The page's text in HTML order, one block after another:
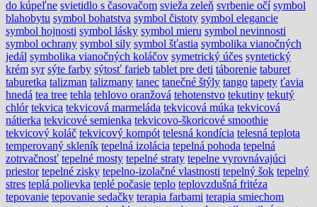
do kúpeľne svietidlo s časovačom svieža zeleň svrbenie očí symbol
blahobytu symbol bohatstva symbol čistoty symbol elegancie
symbol hojnosti symbol lásky symbol mieru symbol nevinnosti
symbol ochrany symbol sily symbol šťastia symbolika vianočných
jedál symbolika vianočných koláčov symetrický účes syntetický
krém syr sýte farby sýtosť farieb tablet pre deti táborenie taburet
taburetka talizman talizmany tanec tanečné štýly tango tapety ťavia
hnedá tea tree tehla tehlovo oranžová tehotenstvo tekutiny tekutý
chlór tekvica tekvicová marmeláda tekvicová múka tekvicová
nátierka tekvicové semienka tekvicovo-škoricové smoothie
tekvicový koláč tekvicový kompót telesná kondícia telesná teplota
temperovaný skleník tepelná izolácia tepelná pohoda tepelná
zotrvačnosť tepelné mosty tepelné straty tepelne vyrovnávajúci
priestor tepelné zisky tepelno-izolačné vlastnosti tepelný šok tepelný
stres teplá polievka teplé počasie teplo teplovzdušná fritéza
tepovanie tepovanie sedačky terapia farbami terapia smiechom